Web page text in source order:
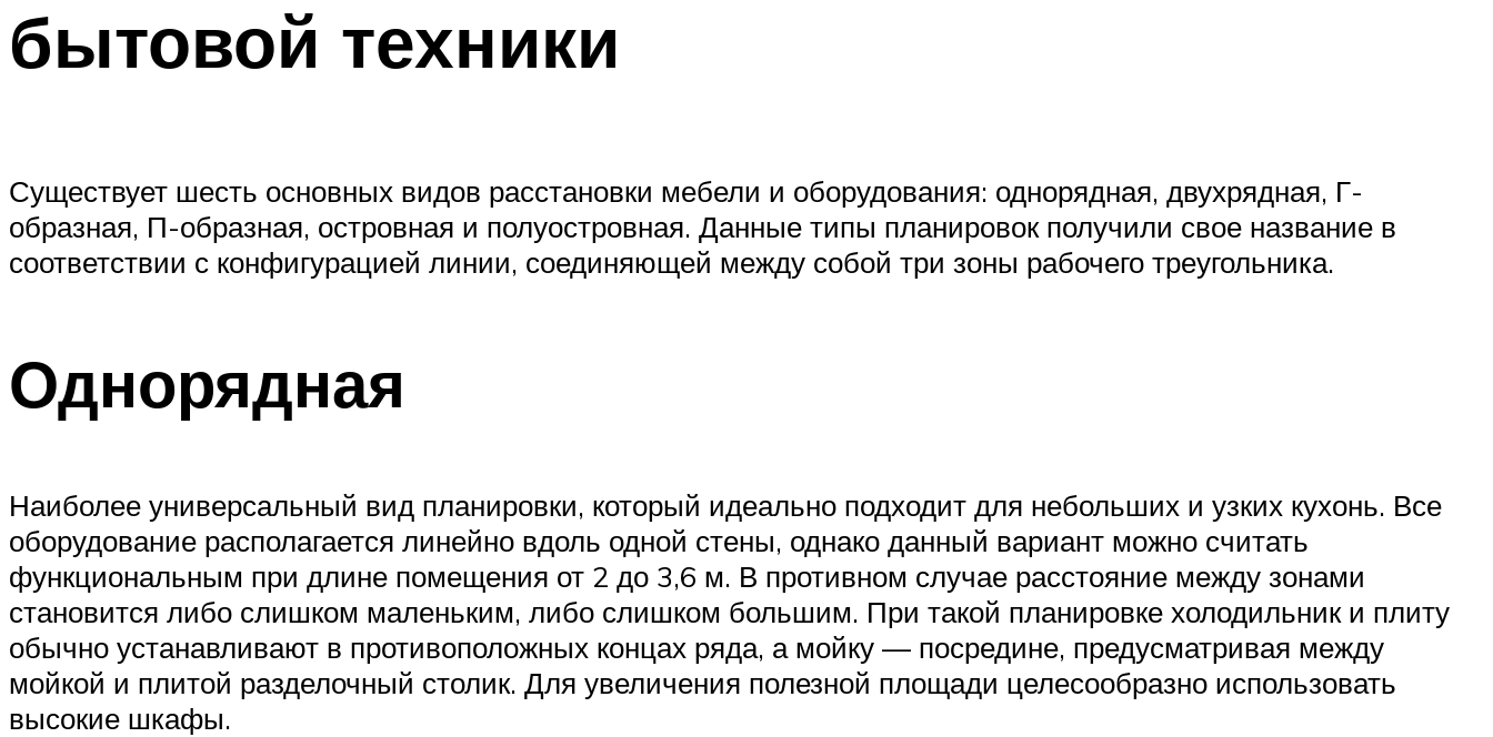
бытовой техники
Существует шесть основных видов расстановки мебели и оборудования: однорядная, двухрядная, Г-
образная, П-образная, островная и полуостровная. Данные типы планировок получили свое название в
соответствии с конфигурацией линии, соединяющей между собой три зоны рабочего треугольника.
Однорядная
Наиболее универсальный вид планировки, который идеально подходит для небольших и узких кухонь. Все
оборудование располагается линейно вдоль одной стены, однако данный вариант можно считать
функциональным при длине помещения от 2 до 3,6 м. В противном случае расстояние между зонами
становится либо слишком маленьким, либо слишком большим. При такой планировке холодильник и плиту
обычно устанавливают в противоположных концах ряда, а мойку — посредине, предусматривая между
мойкой и плитой разделочный столик. Для увеличения полезной площади целесообразно использовать
высокие шкафы.